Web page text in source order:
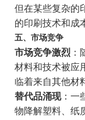
但在某些复杂的
的印刷技术和成
五、市场竞争
市场竞争激烈：
材料和技术被应
临着来自其他材
替代品涌现：一
物降解塑料、纸